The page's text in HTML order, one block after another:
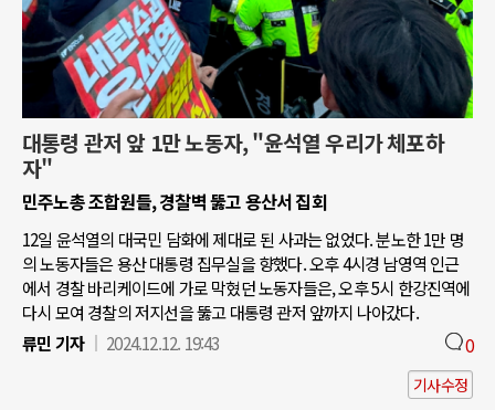
대통령 관저 앞 1만 노동자, "윤석열 우리가 체포하
자"
민주노총 조합원들, 경찰벽 뚫고 용산서 집회
12일 윤석열의 대국민 담화에 제대로 된 사과는 없었다. 분노한 1만 명
의 노동자들은 용산 대통령 집무실을 향했다. 오후 4시경 남영역 인근
에서 경찰 바리케이드에 가로 막혔던 노동자들은, 오후 5시 한강진역에
다시 모여 경찰의 저지선을 뚫고 대통령 관저 앞까지 나아갔다.
류민 기자
2024.12.12. 19:43 0
기사수정